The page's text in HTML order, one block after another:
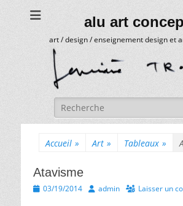
alu art
art / design / enseignement design et
Rechercher :
Accueil » Art » Tableaux »
Atavisme
Posted
03/19/2014 Author
admin Laisser un